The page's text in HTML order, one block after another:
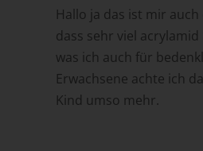
Hallo ja das ist mir
dass sehr viel
was ich auch für
Erwachsene achte ich
Kind umso mehr.